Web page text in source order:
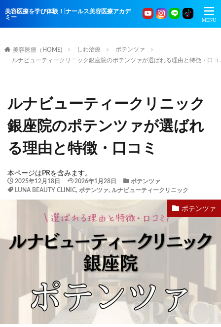
美容医療を学び体験！|ナールス美容医療アカデ
ミー
美容医療（HOME) しわ治療
ポテンツァ
ルナビューティークリニック銀座院のポテンツァが選ばれる理由と特徴・口コ
ルナビューティークリニック
銀座院のポテンツァが選ばれ
る理由と特徴・口コミ
本ページはPRを含みます。
2025年12月18日 2026年1月28日
ポテンツァ
LUNA BEAUTY CLINIC, ポテンツァ, ルナビューティークリニック
ポテンツァ